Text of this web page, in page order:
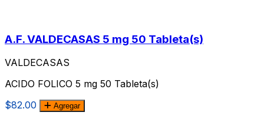
A.F. VALDECASAS 5 mg 50 Tableta(s)
VALDECASAS
ACIDO FOLICO 5 mg 50 Tableta(s)
$82.00
Agregar